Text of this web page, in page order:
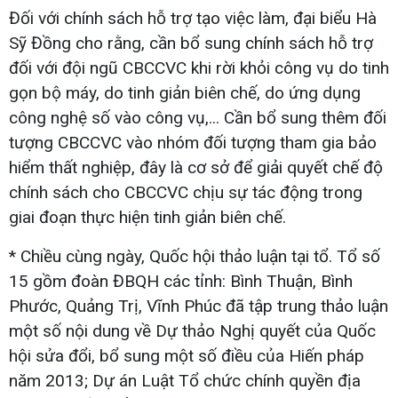
Đối với chính sách hỗ trợ tạo việc làm, đại biểu Hà
Sỹ Đồng cho rằng, cần bổ sung chính sách hỗ trợ
đối với đội ngũ CBCCVC khi rời khỏi công vụ do tinh
gọn bộ máy, do tinh giản biên chế, do ứng dụng
công nghệ số vào công vụ,... Cần bổ sung thêm đối
tượng CBCCVC vào nhóm đối tượng tham gia bảo
hiểm thất nghiệp, đây là cơ sở để giải quyết chế độ
chính sách cho CBCCVC chịu sự tác động trong
giai đoạn thực hiện tinh giản biên chế.
* Chiều cùng ngày, Quốc hội thảo luận tại tổ. Tổ số
15 gồm đoàn ĐBQH các tỉnh: Bình Thuận, Bình
Phước, Quảng Trị, Vĩnh Phúc đã tập trung thảo luận
một số nội dung về Dự thảo Nghị quyết của Quốc
hội sửa đổi, bổ sung một số điều của Hiến pháp
năm 2013; Dự án Luật Tổ chức chính quyền địa